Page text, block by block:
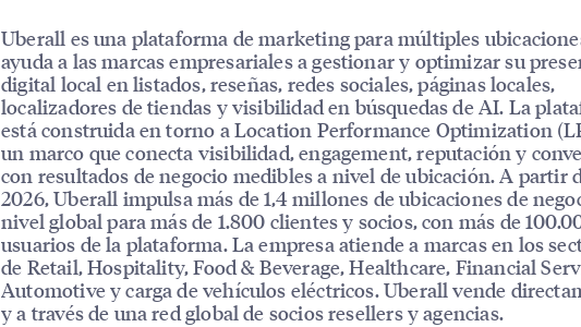
Uberall es una plataforma de marketing para múltiples
ayuda a las marcas empresariales a gestionar y optimizar su
digital local en listados, reseñas, redes sociales, páginas locales,
localizadores de tiendas y visibilidad en búsquedas de AI. La
está construida en torno a Location Performance Optimization
un marco que conecta visibilidad, engagement, reputación y
con resultados de negocio medibles a nivel de ubicación. A partir
2026, Uberall impulsa más de 1,4 millones de ubicaciones de
nivel global para más de 1.800 clientes y socios, con más de
usuarios de la plataforma. La empresa atiende a marcas en los
de Retail, Hospitality, Food & Beverage, Healthcare, Financial
Automotive y carga de vehículos eléctricos. Uberall vende
y a través de una red global de socios resellers y agencias.